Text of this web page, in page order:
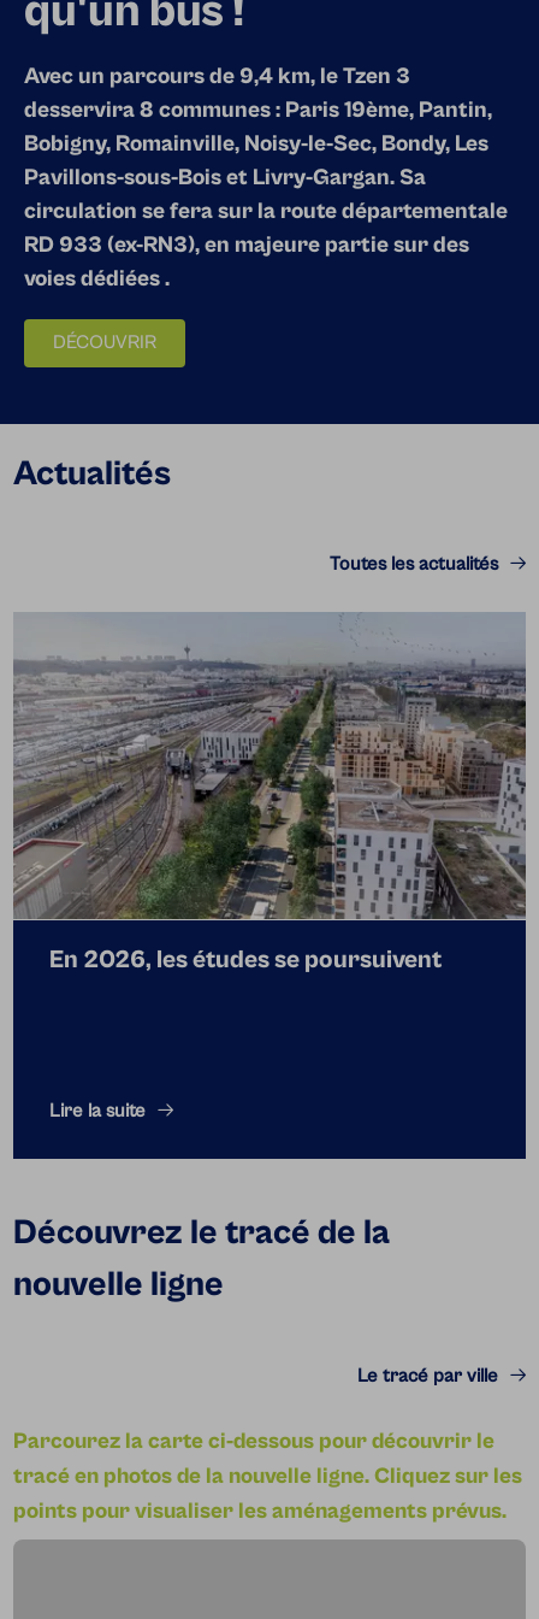
qu'un bus !
Avec un parcours de 9,4 km, le Tzen 3
desservira 8 communes : Paris 19ème, Pantin,
Bobigny, Romainville, Noisy-le-Sec, Bondy, Les
Pavillons-sous-Bois et Livry-Gargan. Sa
circulation se fera sur la route départementale
RD 933 (ex-RN3), en majeure partie sur des
voies dédiées .
DÉCOUVRIR
Actualités
Toutes les actualités
En 2026, les études se poursuivent
Lire la suite
Découvrez le tracé de la
nouvelle ligne
Le tracé par ville
Parcourez la carte ci-dessous pour découvrir le
tracé en photos de la nouvelle ligne.Cliquez sur les
points pour visualiser les aménagements prévus.